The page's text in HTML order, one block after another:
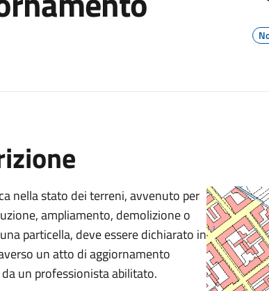
nella stato dei terreni, avvenuto per
ampliamento, demolizione o
particella, deve essere dichiarato in
un atto di aggiornamento
un professionista abilitato.